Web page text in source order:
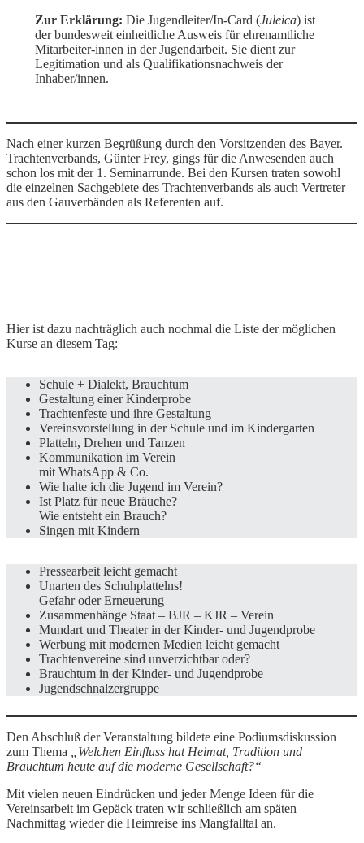
Zur Erklärung: Die Jugendleiter/In-Card (Juleica) ist
der bundesweit einheitliche Ausweis für ehrenamtliche
Mitarbeiter-innen in der Jugendarbeit. Sie dient zur
Legitimation und als Qualifikationsnachweis der
Inhaber/innen.
Nach einer kurzen Begrüßung durch den Vorsitzenden des Bayer.
Trachtenverbands, Günter Frey, gings für die Anwesenden auch
schon los mit der 1. Seminarrunde. Bei den Kursen traten sowohl
die einzelnen Sachgebiete des Trachtenverbands als auch Vertreter
aus den Gauverbänden als Referenten auf.
Hier ist dazu nachträglich auch nochmal die Liste der möglichen
Kurse an diesem Tag:
Schule + Dialekt, Brauchtum
Gestaltung einer Kinderprobe
Trachtenfeste und ihre Gestaltung
Vereinsvorstellung in der Schule und im Kindergarten
Platteln, Drehen und Tanzen
Kommunikation im Verein
mit WhatsApp & Co.
Wie halte ich die Jugend im Verein?
Ist Platz für neue Bräuche?
Wie entsteht ein Brauch?
Singen mit Kindern
Pressearbeit leicht gemacht
Unarten des Schuhplattelns!
Gefahr oder Erneuerung
Zusammenhänge Staat – BJR – KJR – Verein
Mundart und Theater in der Kinder- und Jugendprobe
Werbung mit modernen Medien leicht gemacht
Trachtenvereine sind unverzichtbar oder?
Brauchtum in der Kinder- und Jugendprobe
Jugendschnalzergruppe
Den Abschluß der Veranstaltung bildete eine Podiumsdiskussion
zum Thema „Welchen Einfluss hat Heimat, Tradition und
Brauchtum heute auf die moderne Gesellschaft?“
Mit vielen neuen Eindrücken und jeder Menge Ideen für die
Vereinsarbeit im Gepäck traten wir schließlich am späten
Nachmittag wieder die Heimreise ins Mangfalltal an.